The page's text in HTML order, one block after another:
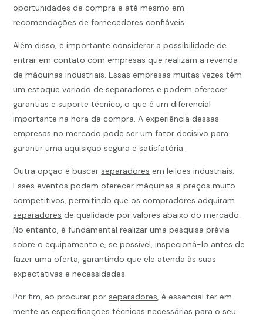
oportunidades de compra e até mesmo em
recomendações de fornecedores confiáveis.
Além disso, é importante considerar a possibilidade de
entrar em contato com empresas que realizam a revenda
de máquinas industriais. Essas empresas muitas vezes têm
um estoque variado deseparadores e podem oferecer
garantias e suporte técnico, o que é um diferencial
importante na hora da compra. A experiência dessas
empresas no mercado pode ser um fator decisivo para
garantir uma aquisição segura e satisfatória.
Outra opção é buscarseparadores em leilões industriais.
Esses eventos podem oferecer máquinas a preços muito
competitivos, permitindo que os compradores adquiram
separadores de qualidade por valores abaixo do mercado.
No entanto, é fundamental realizar uma pesquisa prévia
sobre o equipamento e, se possível, inspecioná-lo antes de
fazer uma oferta, garantindo que ele atenda às suas
expectativas e necessidades.
Por fim, ao procurar porseparadores, é essencial ter em
mente as especificações técnicas necessárias para o seu